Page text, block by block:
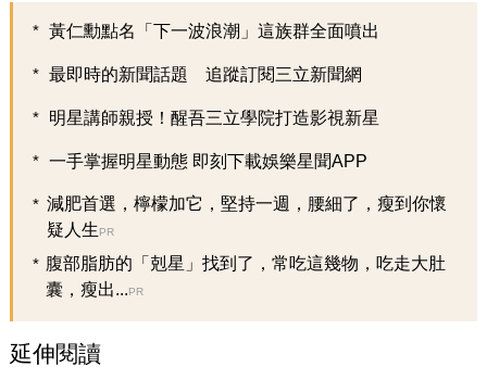
黃仁勳點名「下一波浪潮」這族群全面噴出
最即時的新聞話題 追蹤訂閱三立新聞網
明星講師親授！醒吾三立學院打造影視新星
一手掌握明星動態 即刻下載娛樂星聞APP
減肥首選，檸檬加它，堅持一週，腰細了，瘦到你懷
疑人生PR
腹部脂肪的「剋星」找到了，常吃這幾物，吃走大肚
囊，瘦出...PR
延伸閱讀